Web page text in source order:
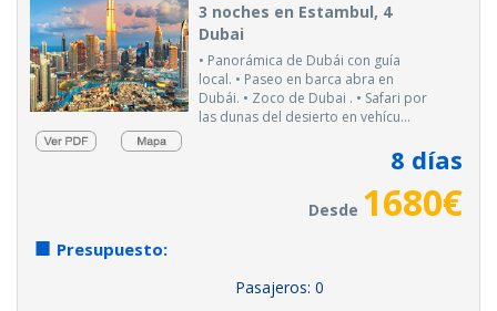
3 noches en Estambul, 4
Dubai
• Panorámica de Dubái con guía
local. • Paseo en barca abra en
Dubái. • Zoco de Dubai . • Safari por
las dunas del desierto en vehícu...
8 días
Desde 1680€
Presupuesto:
Pasajeros: 0